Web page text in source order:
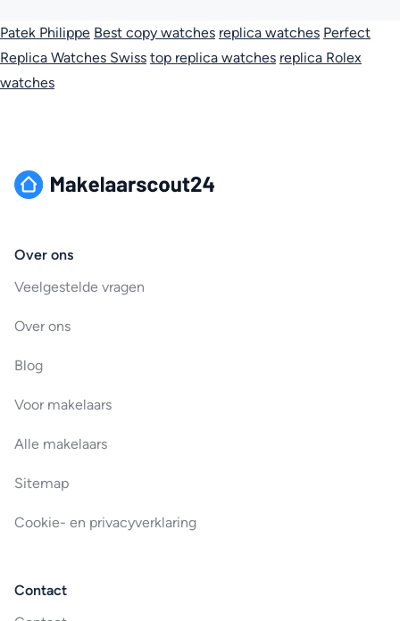
Patek Philippe Best copy watches replica watches Perfect
Replica Watches Swiss top replica watches replica Rolex
watches
Over ons
Veelgestelde vragen
Over ons
Blog
Voor makelaars
Alle makelaars
Sitemap
Cookie- en privacyverklaring
Contact